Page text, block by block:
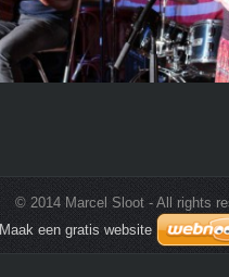
© 2014 Marcel Sloot - All rights
Maak een gratis website